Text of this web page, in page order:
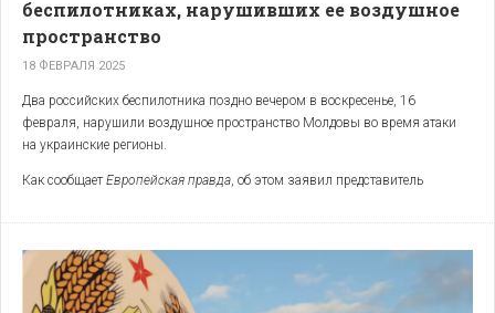
беспилотниках, нарушивших ее воздушное
пространство
18 ФЕВРАЛЯ 2025
Два российских беспилотника поздно вечером в воскресенье, 16
февраля, нарушили воздушное пространство Молдовы во время атаки
на украинские регионы.
Как сообщаетЕвропейская правда , об этом заявил представитель
Украина сообщала, что под атакой российских беспилотников находятся
южные регионы.